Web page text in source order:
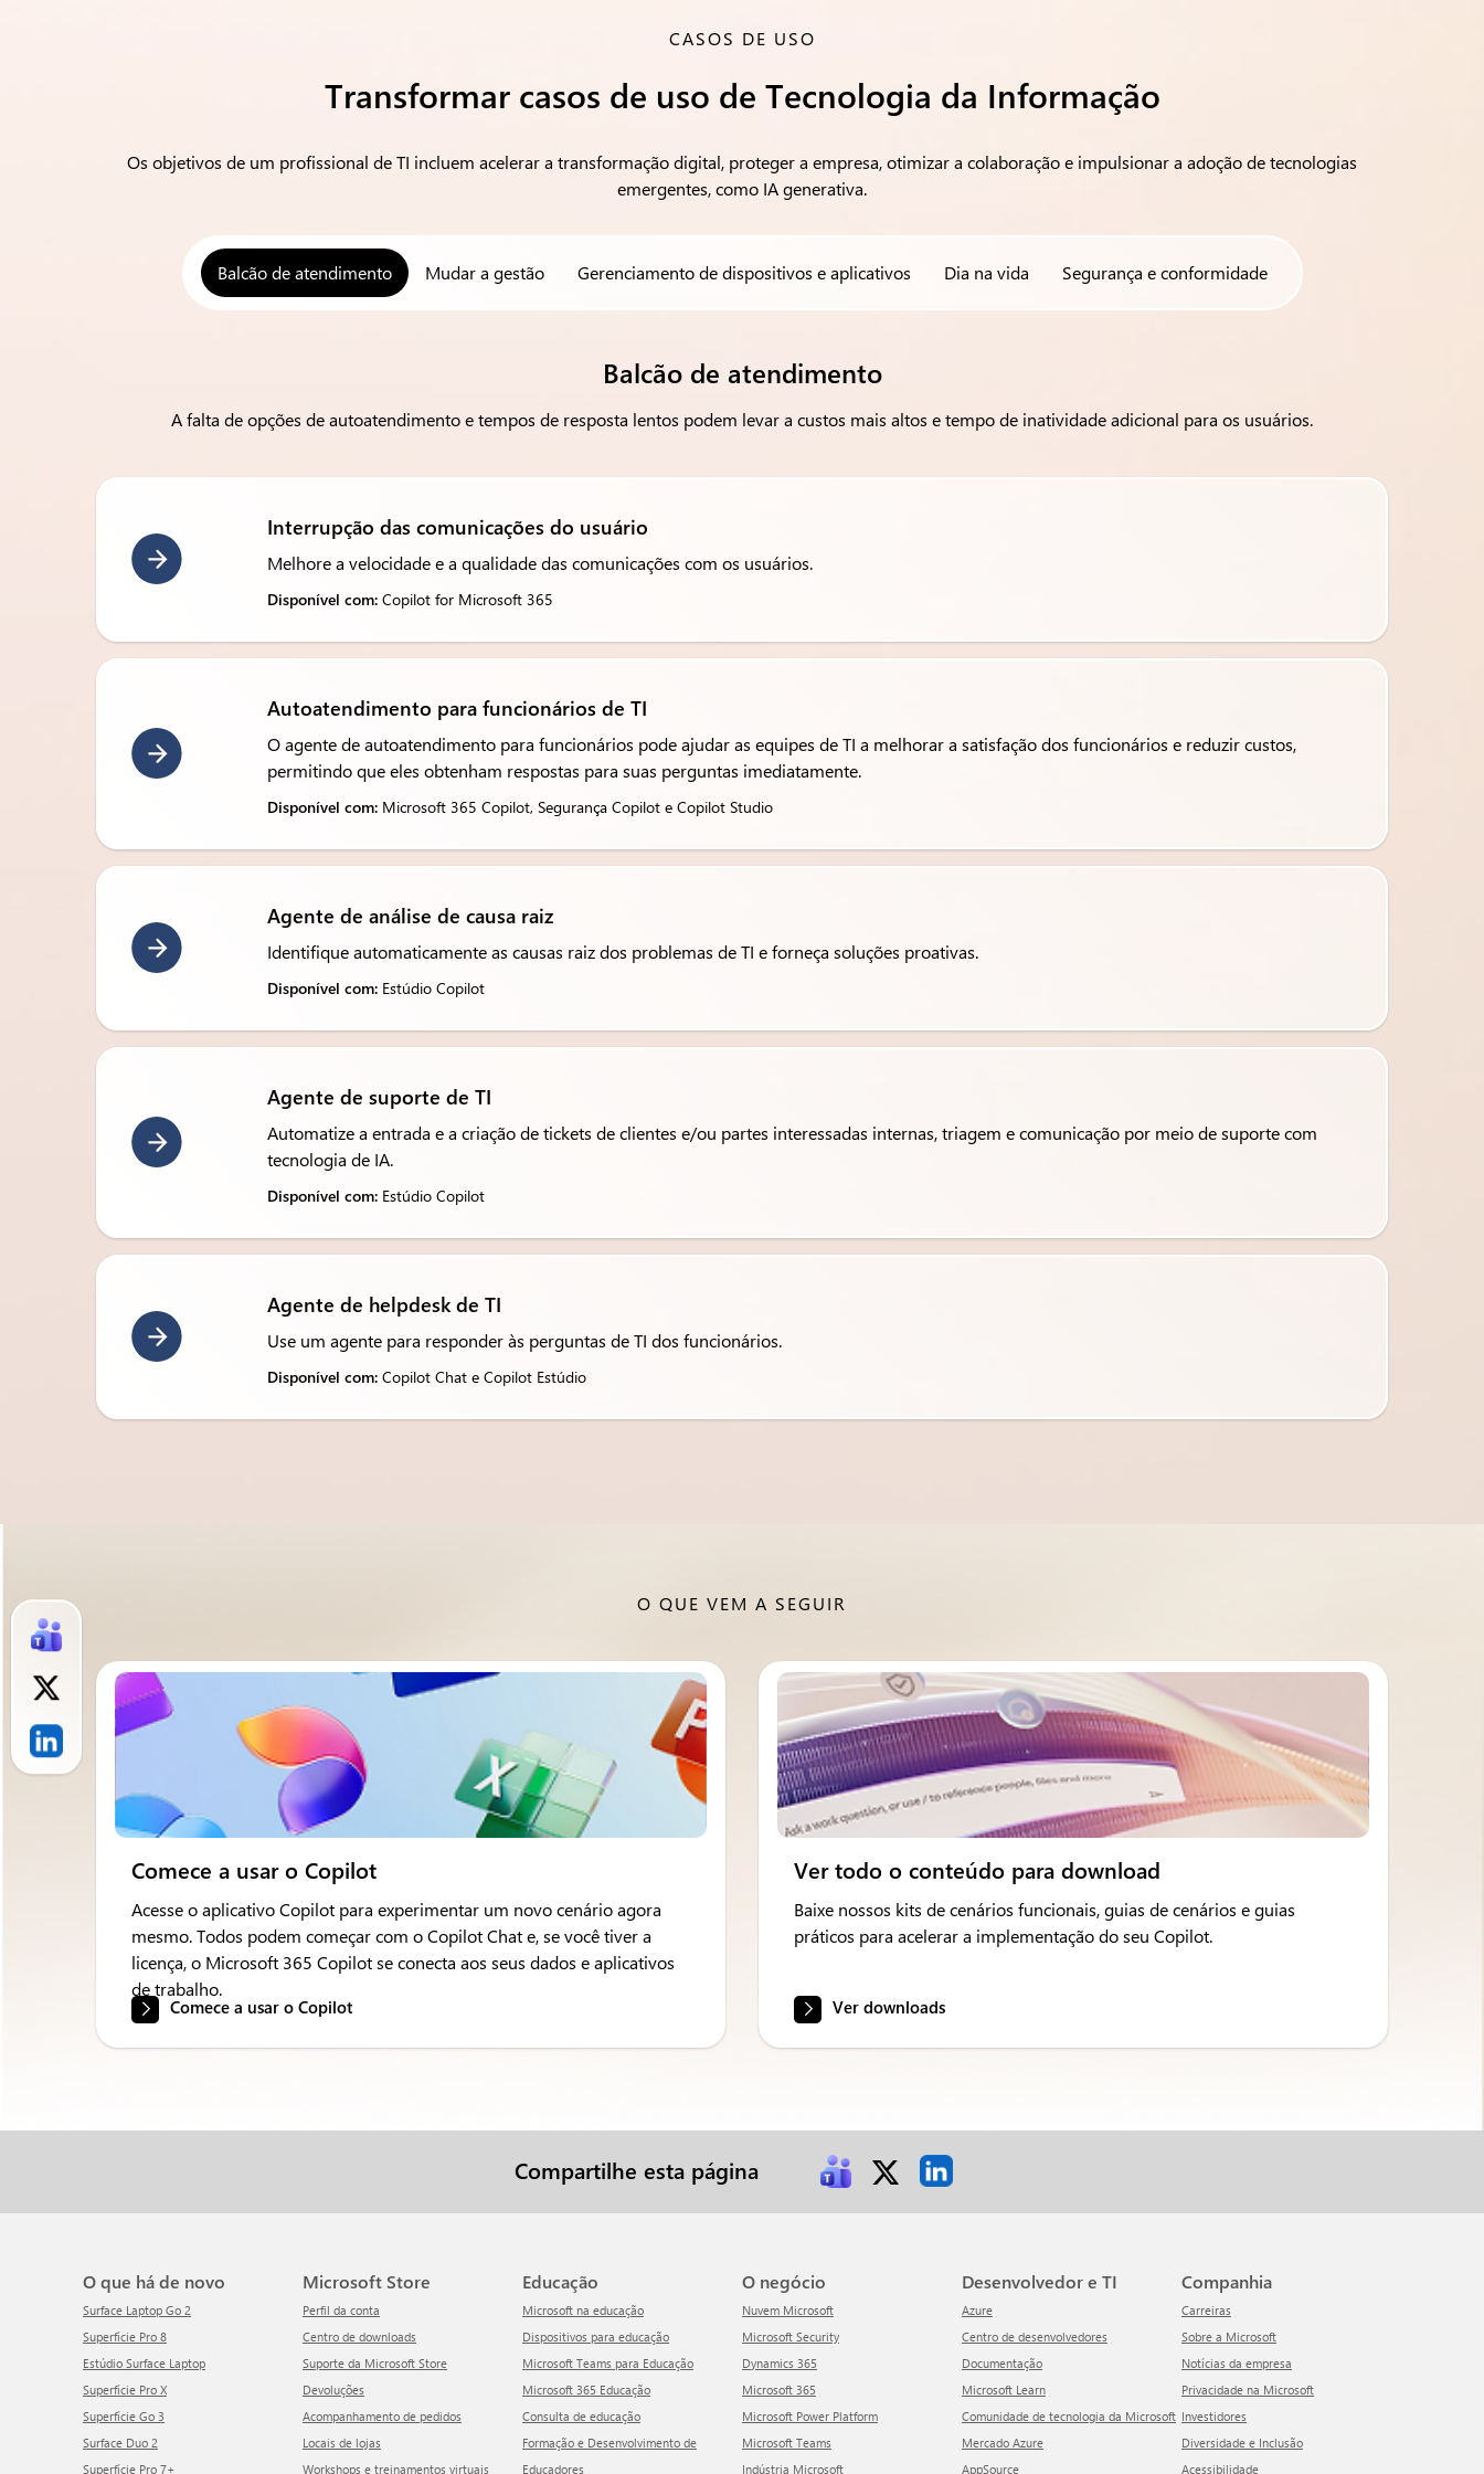
CASOS DE USO
Transformar casos de uso de Tecnologia da Informação
Os objetivos de um profissional de TI incluem acelerar a transformação digital, proteger a empresa, otimizar a colaboração e impulsionar a adoção de tecnologias
emergentes, como IA generativa.
Balcão de atendimento Mudar a gestão Gerenciamento de dispositivos e aplicativos Dia na vida Segurança e conformidade
Balcão de atendimento
A falta de opções de autoatendimento e tempos de resposta lentos podem levar a custos mais altos e tempo de inatividade adicional para os usuários.
Interrupção das comunicações do usuário
Melhore a velocidade e a qualidade das comunicações com os usuários.
Disponível com:Copilot for Microsoft 365
Autoatendimento para funcionários de TI
O agente de autoatendimento para funcionários pode ajudar as equipes de TI a melhorar a satisfação dos funcionários e reduzir custos,
permitindo que eles obtenham respostas para suas perguntas imediatamente.
Disponível com:Microsoft 365 Copilot, Segurança Copilot e Copilot Studio
Agente de análise de causa raiz
Identifique automaticamente as causas raiz dos problemas de TI e forneça soluções proativas.
Disponível com:Estúdio Copilot
Agente de suporte de TI
Automatize a entrada e a criação de tickets de clientes e/ou partes interessadas internas, triagem e comunicação por meio de suporte com
tecnologia de IA.
Disponível com:Estúdio Copilot
Agente de helpdesk de TI
Use um agente para responder às perguntas de TI dos funcionários.
Disponível com:Copilot Chat e Copilot Estúdio
O QUE VEM A SEGUIR
Comece a usar o Copilot
Acesse o aplicativo Copilot para experimentar um novo cenário agora
mesmo. Todos podem começar com o Copilot Chat e, se você tiver a
licença, o Microsoft 365 Copilot se conecta aos seus dados e aplicativos
de trabalho.
Comece a usar o Copilot
Ver todo o conteúdo para download
Baixe nossos kits de cenários funcionais, guias de cenários e guias
práticos para acelerar a implementação do seu Copilot.
Ver downloads
Compartilhe esta página
O que há de novo
Surface Laptop Go 2
Superfície Pro 8
Estúdio Surface Laptop
Superfície Pro X
Superfície Go 3
Surface Duo 2
Superfície Pro 7+
Microsoft Store
Perfil da conta
Centro de downloads
Suporte da Microsoft Store
Devoluções
Acompanhamento de pedidos
Locais de lojas
Workshops e treinamentos virtuais
Educação
Microsoft na educação
Dispositivos para educação
Microsoft Teams para Educação
Microsoft 365 Educação
Consulta de educação
Formação e Desenvolvimento de
Educadores
O negócio
Nuvem Microsoft
Microsoft Security
Dynamics 365
Microsoft 365
Microsoft Power Platform
Microsoft Teams
Indústria Microsoft
Desenvolvedor e TI
Azure
Centro de desenvolvedores
Documentação
Microsoft Learn
Comunidade de tecnologia da Microsoft
Mercado Azure
AppSource
Companhia
Carreiras
Sobre a Microsoft
Notícias da empresa
Privacidade na Microsoft
Investidores
Diversidade e Inclusão
Acessibilidade